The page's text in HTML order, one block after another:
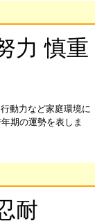
力 慎重
動力など家庭環境に
期の運勢を表しま
耐